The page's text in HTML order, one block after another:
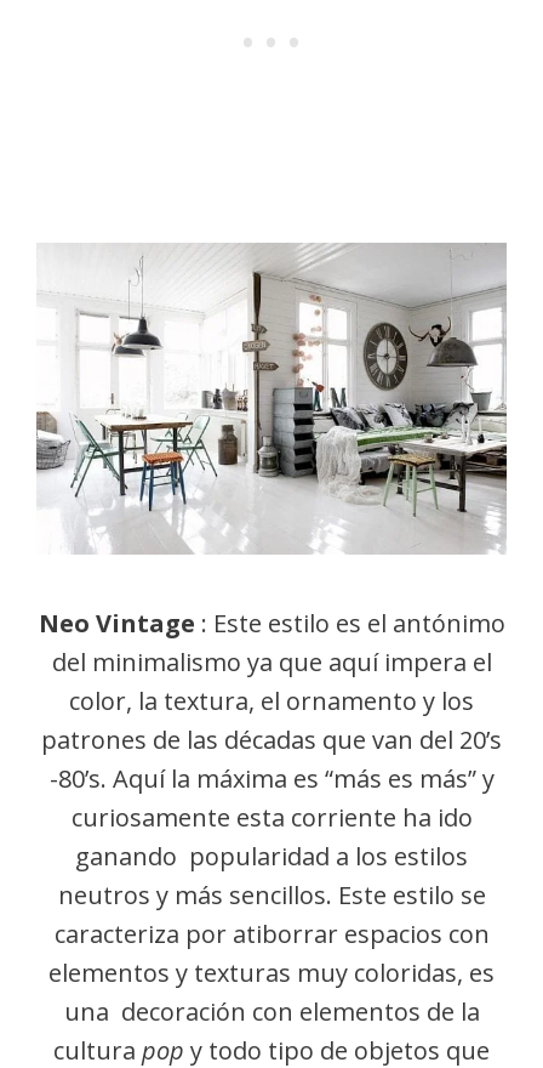
Neo Vintage : Este estilo es el antónimo
del minimalismo ya que aquí impera el
color, la textura, el ornamento y los
patrones de las décadas que van del 20’s
-80’s. Aquí la máxima es “más es más” y
curiosamente esta corriente ha ido
ganando popularidad a los estilos
neutros y más sencillos. Este estilo se
caracteriza por atiborrar espacios con
elementos y texturas muy coloridas, es
una decoración con elementos de la
cultura pop y todo tipo de objetos que